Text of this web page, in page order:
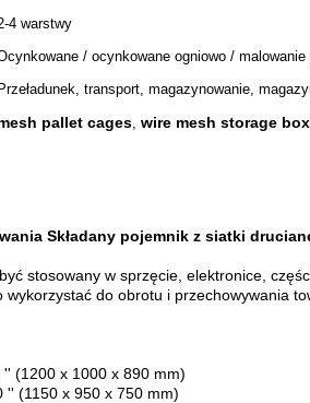
4 warstwy
/ ocynkowane ogniowo / malowanie
Przeładunek, transport, magazynowanie,
pallet cages, wire mesh storage
Składany pojemnik z siatki
stosowany w sprzęcie, elektronice,
wykorzystać do obrotu i przechowywania
(1200 x 1000 x 890 mm)
'' (1150 x 950 x 750 mm)